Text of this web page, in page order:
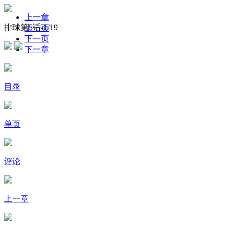
排球第5话-1/19
上一章
上一页
下一页
下一章
目录
单页
评论
上一章